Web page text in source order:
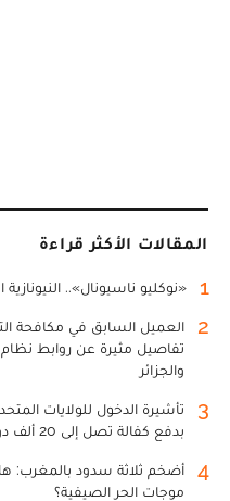
المقالات الأكثر قراءة
1 «نوكليو ناسيونال»..
2
العميل السابق في مكافحة
تفاصيل مثيرة عن روابط نظام
والجزائر
3
بدفع كفالة تصل إلى 20 ألف دولار
4
أضخم ثلاثة سدود
موجات الحر الصيفية؟